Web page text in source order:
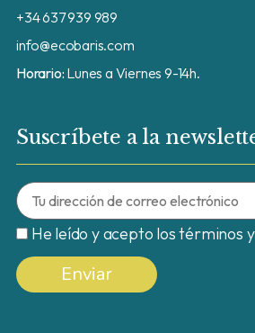
+34 637 939 989
info@ecobaris.com
Horario: Lunes a Viernes 9-14h.
Suscríbete a la
He leído y acepto los términos